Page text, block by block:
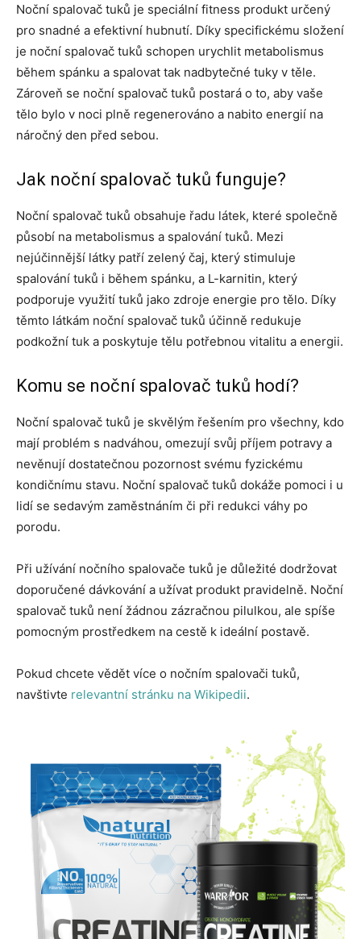
Noční spalovač tuků je speciální fitness produkt určený
pro snadné a efektivní hubnutí. Díky specifickému složení
je noční spalovač tuků schopen urychlit metabolismus
během spánku a spalovat tak nadbytečné tuky v těle.
Zároveň se noční spalovač tuků postará o to, aby vaše
tělo bylo v noci plně regenerováno a nabito energií na
náročný den před sebou.
Jak noční spalovač tuků funguje?
Noční spalovač tuků obsahuje řadu látek, které společně
působí na metabolismus a spalování tuků. Mezi
nejúčinnější látky patří zelený čaj, který stimuluje
spalování tuků i během spánku, a L-karnitin, který
podporuje využití tuků jako zdroje energie pro tělo. Díky
těmto látkám noční spalovač tuků účinně redukuje
podkožní tuk a poskytuje tělu potřebnou vitalitu a energii.
Komu se noční spalovač tuků hodí?
Noční spalovač tuků je skvělým řešením pro všechny, kdo
mají problém s nadváhou, omezují svůj příjem potravy a
nevěnují dostatečnou pozornost svému fyzickému
kondičnímu stavu. Noční spalovač tuků dokáže pomoci i u
lidí se sedavým zaměstnáním či při redukci váhy po
porodu.
Při užívání nočního spalovače tuků je důležité dodržovat
doporučené dávkování a užívat produkt pravidelně. Noční
spalovač tuků není žádnou zázračnou pilulkou, ale spíše
pomocným prostředkem na cestě k ideální postavě.
Pokud chcete vědět více o nočním spalovači tuků,
navštivte relevantní stránku na Wikipedii.